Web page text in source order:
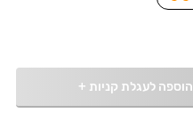
הוספה לעגלת קניות +